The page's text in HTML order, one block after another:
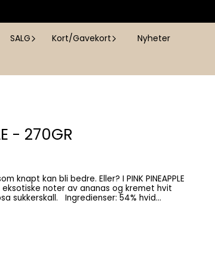
SALG Kort/Gavekort
Nyheter
- 270GR
kan bli bedre. Eller? I PINK PINEAPPLE
noter av ananas og kremet hvit
54% hvid
kakaosmør,
melasse, glukosesirup, 1% ananassaft (ikke-